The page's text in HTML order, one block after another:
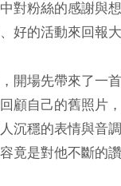
對粉絲的感謝與
好的活動來回報
開場先帶來了一
顧自己的舊照片
沉穩的表情與音
竟是對他不斷的